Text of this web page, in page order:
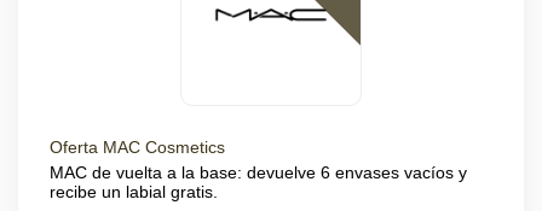
Oferta MAC Cosmetics
MAC de vuelta a la base: devuelve 6 envases vacíos y
recibe un labial gratis.